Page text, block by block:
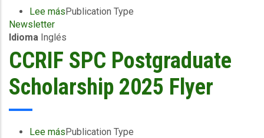
June
Lee mássobre
SPC
Communication
Connection
February
2025
Publication Type
Newsletter
Idioma Inglés
CCRIF SPC Postgraduate
Scholarship 2025 Flyer
Lee mássobre
Publication Type